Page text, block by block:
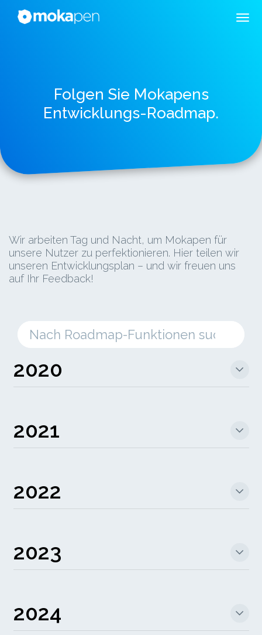
Folgen Sie Mokapens
Entwicklungs-Roadmap.
Wir arbeiten Tag und Nacht, um Mokapen für
unsere Nutzer zu perfektionieren. Hier teilen wir
unseren Entwicklungsplan – und wir freuen uns
auf Ihr Feedback!
2020
2021
2022
2023
2024